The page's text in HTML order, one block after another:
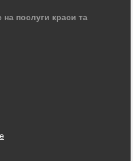
послуги краси та